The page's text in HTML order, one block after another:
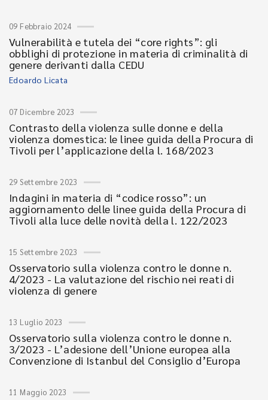
09 Febbraio 2024
Vulnerabilità e tutela dei “core rights”: gli
obblighi di protezione in materia di criminalità di
genere derivanti dalla CEDU
Edoardo Licata
07 Dicembre 2023
Contrasto della violenza sulle donne e della
violenza domestica: le linee guida della Procura di
Tivoli per l’applicazione della l. 168/2023
29 Settembre 2023
Indagini in materia di “codice rosso”: un
aggiornamento delle linee guida della Procura di
Tivoli alla luce delle novità della l. 122/2023
15 Settembre 2023
Osservatorio sulla violenza contro le donne n.
4/2023 - La valutazione del rischio nei reati di
violenza di genere
13 Luglio 2023
Osservatorio sulla violenza contro le donne n.
3/2023 - L’adesione dell’Unione europea alla
Convenzione di Istanbul del Consiglio d’Europa
11 Maggio 2023